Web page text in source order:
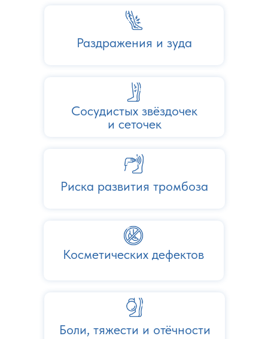
Риска развития тромбоза
Сосудистых звёздочек
и сеточек
Раздражения и зуда
Косметических дефектов
Боли, тяжести и отёчности